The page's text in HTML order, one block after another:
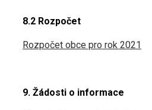
8.2 Rozpočet
Rozpočet obce pro rok 2021
9. Žádosti o informace